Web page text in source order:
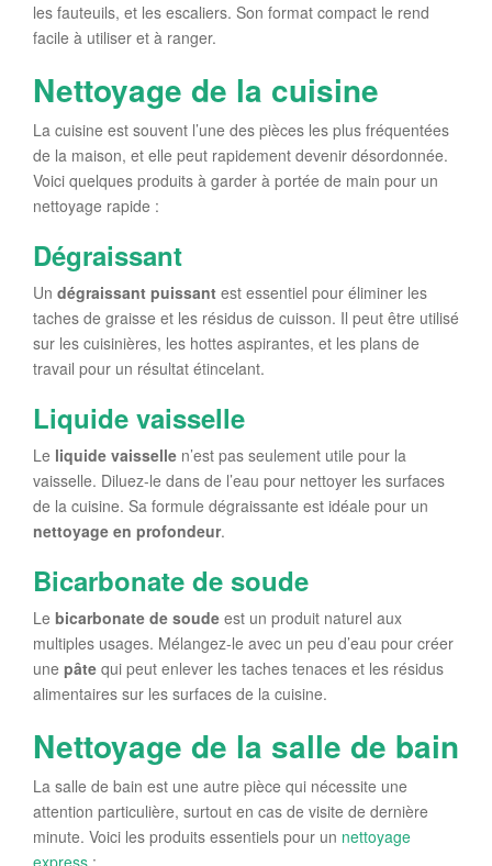
les fauteuils, et les escaliers. Son format compact le rend
facile à utiliser et à ranger.
Nettoyage de la cuisine
La cuisine est souvent l’une des pièces les plus fréquentées
de la maison, et elle peut rapidement devenir désordonnée.
Voici quelques produits à garder à portée de main pour un
nettoyage rapide :
Dégraissant
Un dégraissant puissant est essentiel pour éliminer les
taches de graisse et les résidus de cuisson. Il peut être utilisé
sur les cuisinières, les hottes aspirantes, et les plans de
travail pour un résultat étincelant.
Liquide vaisselle
Le liquide vaisselle n’est pas seulement utile pour la
vaisselle. Diluez-le dans de l’eau pour nettoyer les surfaces
de la cuisine. Sa formule dégraissante est idéale pour un
nettoyage en profondeur.
Bicarbonate de soude
Le bicarbonate de soude est un produit naturel aux
multiples usages. Mélangez-le avec un peu d’eau pour créer
une pâte qui peut enlever les taches tenaces et les résidus
alimentaires sur les surfaces de la cuisine.
Nettoyage de la salle de bain
La salle de bain est une autre pièce qui nécessite une
attention particulière, surtout en cas de visite de dernière
minute. Voici les produits essentiels pour un nettoyage